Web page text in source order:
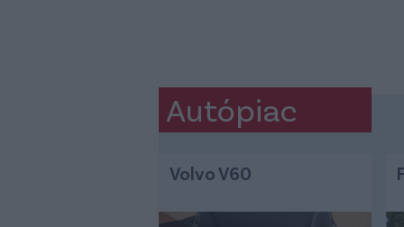
Autópiac
Volvo V60